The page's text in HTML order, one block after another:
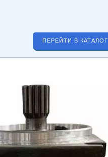
ПЕРЕЙТИ В КАТАЛОГ